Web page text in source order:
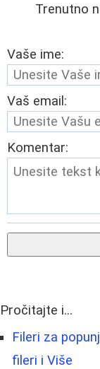
Trenutno
Vaše ime:
Vaš email:
Komentar:
Pročitajte i...
Fileri za
fileri i Više